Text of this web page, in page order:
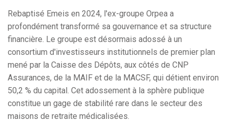
Rebaptisé Emeis en 2024, l'ex-groupe Orpea a
profondément transformé sa gouvernance et sa structure
financière. Le groupe est désormais adossé à un
consortium d'investisseurs institutionnels de premier plan
mené par la Caisse des Dépôts, aux côtés de CNP
Assurances, de la MAIF et de la MACSF, qui détient environ
50,2 % du capital. Cet adossement à la sphère publique
constitue un gage de stabilité rare dans le secteur des
maisons de retraite médicalisées.